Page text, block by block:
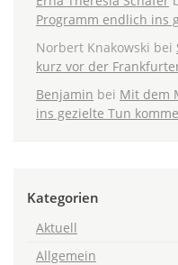
Programm endlich ins
Norbert Knakowski bei
kurz vor der
Benjamin bei Mit dem
ins gezielte Tun
Kategorien
Aktuell
Allgemein